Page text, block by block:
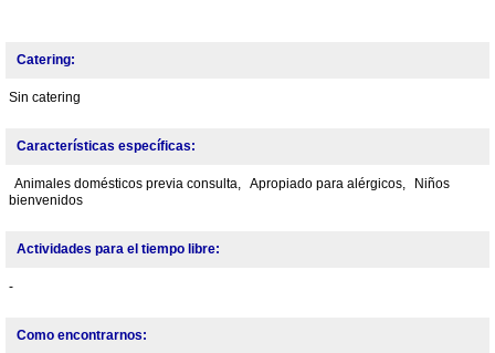
Catering:
Sin catering
Características específicas:
Animales domésticos previa consulta, Apropiado para alérgicos,
Niños
bienvenidos
Actividades para el tiempo libre:
-
Como encontrarnos: